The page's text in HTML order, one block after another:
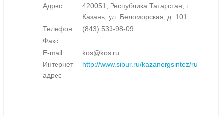
Адрес
420051, Республика Татарстан, г.
Казань, ул. Беломорская, д. 101
Телефон
(843) 533-98-09
Факс
E-mail
kos@kos.ru
Интернет-
адрес
http://www.sibur.ru/kazanorgsintez/ru